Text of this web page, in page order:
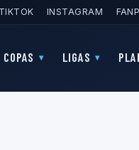
TIKTOK INSTAGRAM
COPAS LIGAS